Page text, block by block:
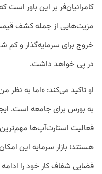
کامرانیان‌فر بر این باور
مزیت‌هایی از جمله کشف
خروج برای سرمایه‌گذار و کم
در پی خواهد داشت.
او تاکید می‌کند: «اما به
به بورس برای جامعه است.
فعالیت استارت‌آپ‌ها
هستند؛ بازار سرمایه این
فضایی شفاف کار خود را